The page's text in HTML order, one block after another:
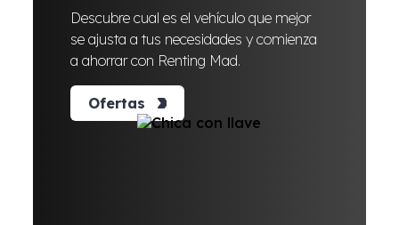
Descubre cual es el vehículo que mejor
se ajusta a tus necesidades y comienza
a ahorrar con Renting Mad.
Ofertas